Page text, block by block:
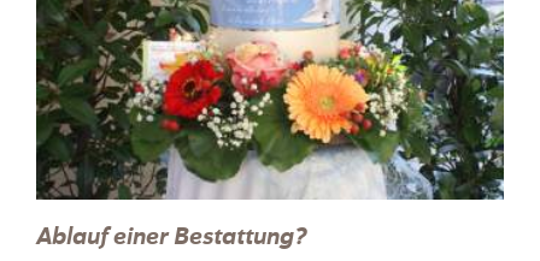
Ablauf einer Bestattung?